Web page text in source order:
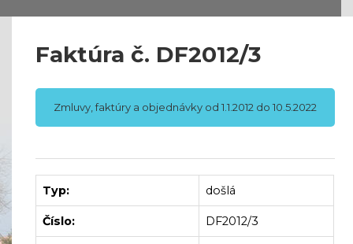
Faktúra č. DF2012/3
Zmluvy, faktúry a objednávky od 1.1.2012 do 10.5.2022
Typ: došlá
Číslo: DF2012/3